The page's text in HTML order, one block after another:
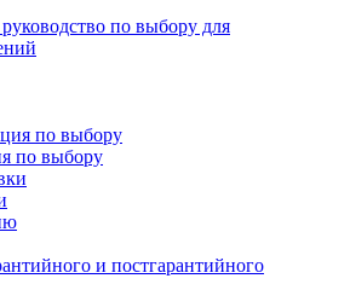
по выбору для
по выбору